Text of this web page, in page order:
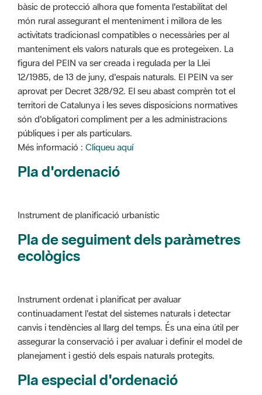
manteniment els valors naturals que es protegeixen. La
figura del PEIN va ser creada i regulada per la Llei
12/1985, de 13 de juny, d'espais naturals. El PEIN va ser
aprovat per Decret 328/92. El seu abast comprèn tot el
territori de Catalunya i les seves disposicions normatives
són d'obligatori compliment per a les administracions
públiques i per als particulars.
Més informació :Cliqueu aquí
Pla d'ordenació
Instrument de planificació urbanístic
ecològics
Instrument ordenat i planificat per avaluar
assegurar la conservació i per avaluar i definir el model de
planejament i gestió dels espais naturals protegits.
Pla especial d'ordenació
Instrument de planificació urbanístic